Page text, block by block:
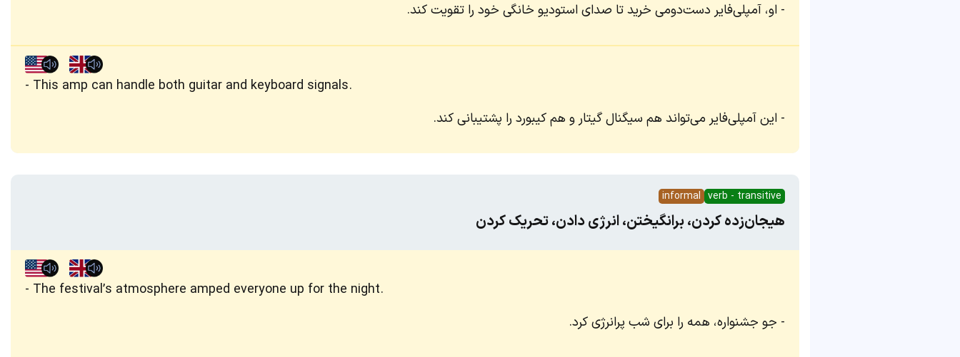
او، آمپلی‌فایر دست‌دومی خرید تا صدای استودیو خانگی خود را تقویت کند.
This amp can handle both guitar and keyboard signals.
این آمپلی‌فایر می‌تواند هم سیگنال گیتار و هم کیبورد را پشتیبانی کند.
verb - transitive
informal
هیجان‌زده کردن، برانگیختن، انرژی دادن، تحریک کردن
The festival’s atmosphere amped everyone up for the night.
جو جشنواره، همه را برای شب پرانرژی کرد.